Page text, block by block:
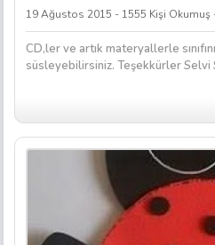
19 Ağustos 2015 - 1555 Kişi Okumuş
CD,ler ve artık materyallerle
süsleyebilirsiniz. Teşekkürler Selvi